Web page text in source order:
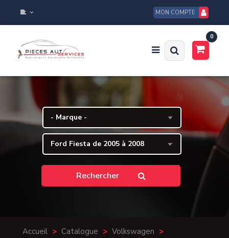
MON COMPTE
0
Accueil > Catalogue > Volkswagen >